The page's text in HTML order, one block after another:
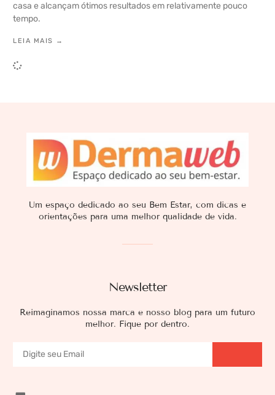
casa e alcançam ótimos resultados em relativamente pouco
tempo.
LEIA MAIS →
Newsletter
Reimaginamos nossa marca e nosso blog para um futuro
melhor. Fique por dentro.
Um espaço dedicado ao seu Bem Estar, com dicas e
orientações para uma melhor qualidade de vida.